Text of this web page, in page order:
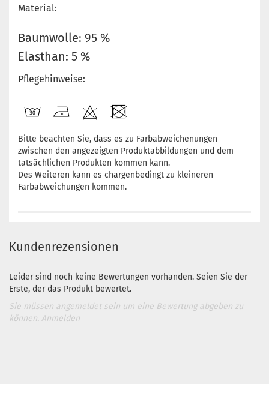
Material:
Baumwolle: 95 %
Elasthan: 5 %
Pflegehinweise:
Bitte beachten Sie, dass es zu Farbabweichenungen
zwischen den angezeigten Produktabbildungen und dem
tatsächlichen Produkten kommen kann.
Des Weiteren kann es chargenbedingt zu kleineren
Farbabweichungen kommen.
Kundenrezensionen
Leider sind noch keine Bewertungen vorhanden. Seien Sie der
Erste, der das Produkt bewertet.
Sie müssen angemeldet sein um eine Bewertung abgeben zu
können. Anmelden